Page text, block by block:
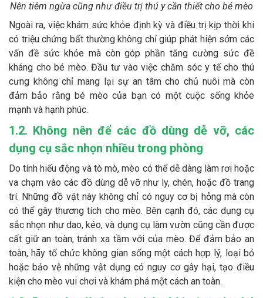
Nên tiêm ngừa cũng như điều trị thú y cần thiết cho bé mèo
Ngoài ra, việc khám sức khỏe định kỳ và điều trị kịp thời khi
có triệu chứng bất thường không chỉ giúp phát hiện sớm các
vấn đề sức khỏe mà còn góp phần tăng cường sức đề
kháng cho bé mèo. Đầu tư vào việc chăm sóc y tế cho thú
cưng không chỉ mang lại sự an tâm cho chủ nuôi mà còn
đảm bảo rằng bé mèo của bạn có một cuộc sống khỏe
mạnh và hạnh phúc.
1.2. Không nên để các đồ dùng dễ vỡ, các
dụng cụ sắc nhọn nhiều trong phòng
Do tính hiếu động và tò mò, mèo có thể dễ dàng làm rơi hoặc
va chạm vào các đồ dùng dễ vỡ như ly, chén, hoặc đồ trang
trí. Những đồ vật này không chỉ có nguy cơ bị hỏng mà còn
có thể gây thương tích cho mèo. Bên cạnh đó, các dụng cụ
sắc nhọn như dao, kéo, và dụng cụ làm vườn cũng cần được
cất giữ an toàn, tránh xa tầm với của mèo. Để đảm bảo an
toàn, hãy tổ chức không gian sống một cách hợp lý, loại bỏ
hoặc bảo vệ những vật dụng có nguy cơ gây hại, tạo điều
kiện cho mèo vui chơi và khám phá một cách an toàn.